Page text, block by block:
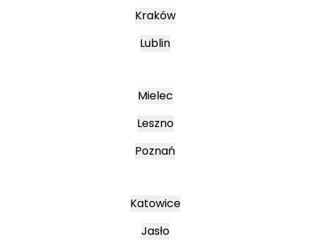
Kraków
Lublin
Mielec
Leszno
Poznań
Katowice
Jasło